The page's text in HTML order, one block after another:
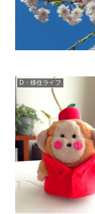
D・移住ライフ